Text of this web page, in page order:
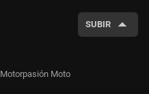
SUBIR
Motorpasión Moto